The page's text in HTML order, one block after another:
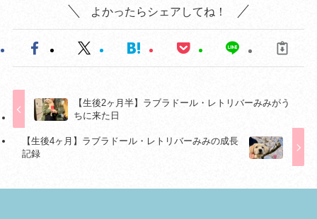
よかったらシェアしてね！
【生後2ヶ月半】ラブラドール・レトリバーみみがう
ちに来た日
【生後4ヶ月】ラブラドール・レトリバーみみの成長
記録